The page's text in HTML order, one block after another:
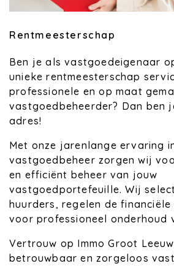
Rentmeesterschap
Ben je als vastgoedeigenaar
unieke rentmeesterschap
professionele en op maat
vastgoedbeheerder? Dan ben
adres!
Met onze jarenlange ervaring
vastgoedbeheer zorgen wij
en efficiënt beheer van jouw
vastgoedportefeuille. Wij
huurders, regelen de financiële
voor professioneel onderhoud
Vertrouw op Immo Groot
betrouwbaar en zorgeloos